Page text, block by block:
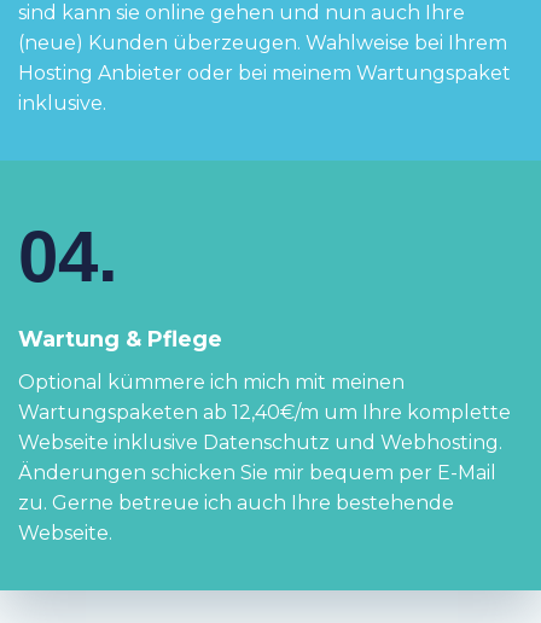
sind kann sie online gehen und nun auch Ihre
(neue) Kunden überzeugen. Wahlweise bei Ihrem
Hosting Anbieter oder bei meinem Wartungspaket
inklusive.
04.
Wartung & Pflege
Optional kümmere ich mich mit meinen
Wartungspaketen ab 12,40€/m um Ihre komplette
Webseite inklusive Datenschutz und Webhosting.
Änderungen schicken Sie mir bequem per E-Mail
zu. Gerne betreue ich auch Ihre bestehende
Webseite.